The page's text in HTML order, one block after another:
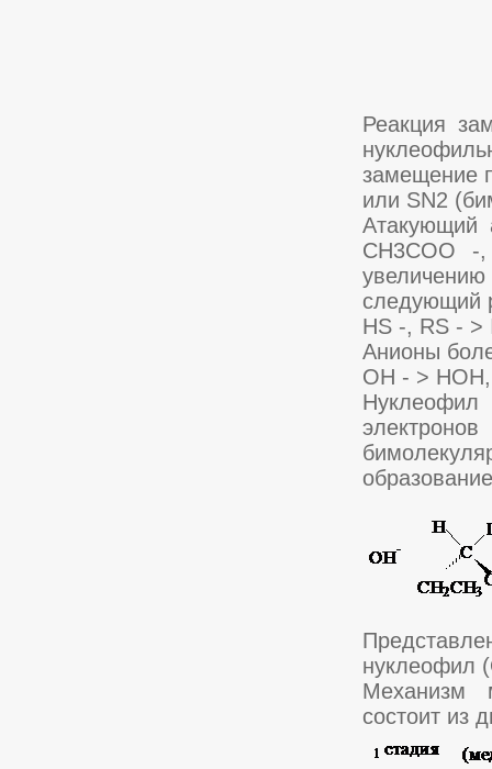
Реакция
замещение
или SN2
CH3COO
следующий
HS -, RS - >
Анионы
OH - >
нуклеофил
Механизм
состоит из